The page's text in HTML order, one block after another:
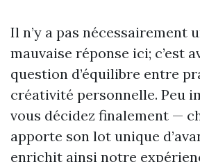
Il n’y a pas nécessairement
mauvaise réponse ici; c’est
question d’équilibre entre
créativité personnelle. Peu
vous décidez finalement —
apporte son lot unique
enrichit ainsi notre